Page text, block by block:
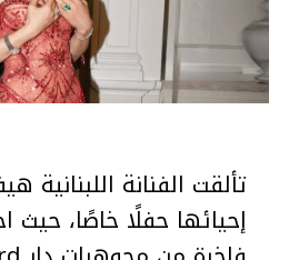
تألقت الفنانة اللبنانية
إحيائها حفلًا خاصًا، حيث